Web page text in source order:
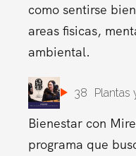
como sentirse
areas fisicas,
ambiental.
38 Plantas
Bienestar con
programa que